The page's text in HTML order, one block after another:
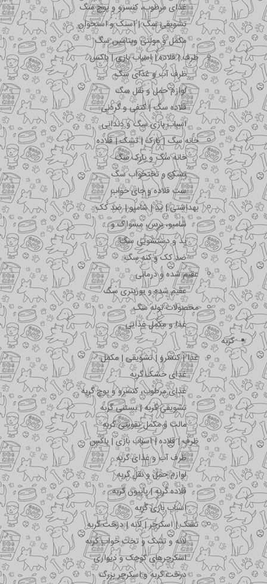
غذای مرطوب، کنسرو و پوچ سگ
تشویقی سگ | اسنک و استخوان
مکمل و مولتی ویتامین سگ
ظرف | قلاده | اسباب بازی | باکس
ظرف آب و غذای سگ
لوازم حمل و نقل سگ
قلاده سگ | کتفی و گردنی
اسباب بازی سگ و دندانی
خانه سگ | پارک | تشک | قلاده
خانه سگ و پارک سگ
تشک و تختخواب سگ
ست قلاده و جای خواب
بهداشتی | پد | شامپو | ضد کک
شامپو، برس، مسواک و …
پد و دستشویی سگ
ضد کک و کنه سگ
عقیم شده و درمانی
عقیم شده و یورینری سگ
محصولات توله سگ
غذا و مکمل غذایی
گربه
غذا | کنسرو | تشویقی | مکمل
غذای خشک گربه
غذای مرطوب، کنسرو و پوچ گربه
تشویقی گربه | بستنی گربه
مالت و مکمل تقویتی گربه
ظرف | قلاده | اسباب بازی | باکس
ظرف آب و غذای گربه
لوازم حمل و نقل گربه
قلاده گربه | پاپیون گربه
اسباب بازی گربه
تشک | اسکرچر | لانه | درخت گربه
لانه و تشک و تخت خواب گربه
اسکرچرهای کوچک و دیواری
درخت گربه و اسکرچر بزرگ